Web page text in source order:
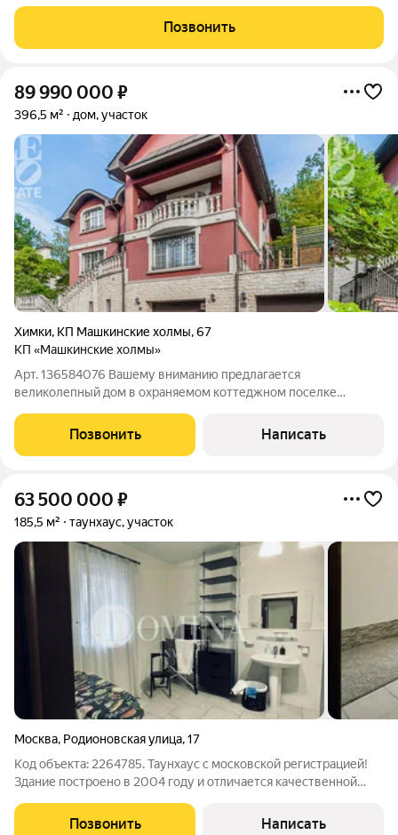
обстановкой. Район характеризуется развитой
инфраструктурой: в шаговой доступности
Позвонить
89 990 000 ₽
396,5 м² дом, участок
Химки, КП Машкинские холмы,67
КП «Машкинские холмы»
Арт. 136584076 Вашему вниманию предлагается
великолепный дом в охраняемом коттеджном поселке
МКАД по Куркинскому шоссе. Дом площадью 396,5 кв.м.
построен из кирпича. Фундамент: бетонная плита.
Позвонить Написать
63 500 000 ₽
185,5 м² таунхаус, участок
Москва, Родионовская улица,17
Код объекта: 2264785. Таунхаус с московской регистрацией!
Здание построено в 2004 году и отличается качественной
удобные условия парковки охраняемая парковка со
Позвонить Написать